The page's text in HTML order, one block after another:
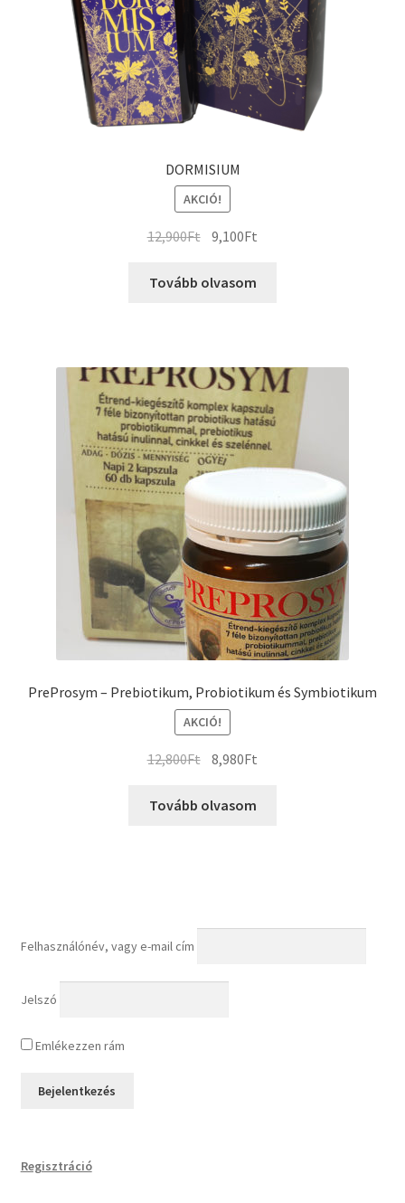
DORMISIUM
AKCIÓ!
12,900Ft Original
was:
9,100Ft
Tovább olvasom
PreProsym – Prebiotikum, Probiotikum és Symbiotikum
AKCIÓ!
12,800Ft Original
was:
8,980Ft
Tovább olvasom
Felhasználónév, vagy e-mail cím
Jelszó
Emlékezzen rám
Regisztráció